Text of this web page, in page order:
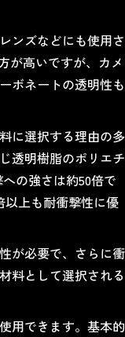
ンズなどにも使用さ
が高いですが、カメ
ボネートの透明性も
に選択する理由の多
透明樹脂のポリエチ
の強さは約50倍で
以上も耐衝撃性に優
が必要で、さらに衝
料として選択される
用できます。基本的